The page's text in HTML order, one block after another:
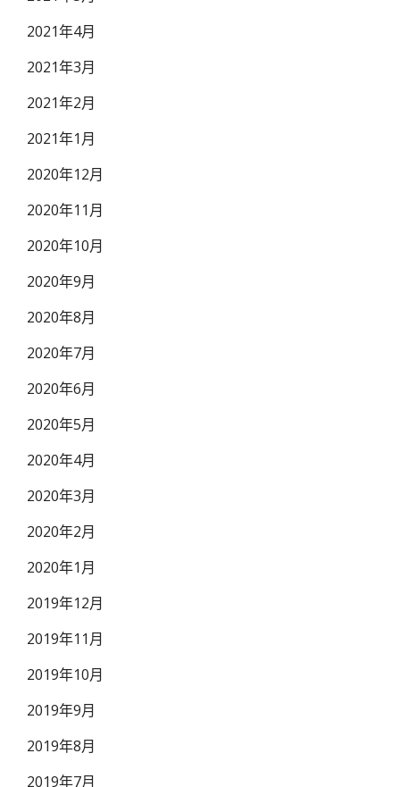
2021年4月
2021年3月
2021年2月
2021年1月
2020年12月
2020年11月
2020年10月
2020年9月
2020年8月
2020年7月
2020年6月
2020年5月
2020年4月
2020年3月
2020年2月
2020年1月
2019年12月
2019年11月
2019年10月
2019年9月
2019年8月
2019年7月